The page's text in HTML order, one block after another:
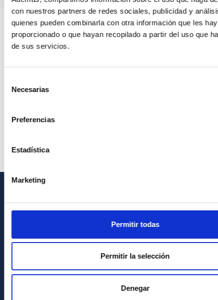
con nuestros partners de redes sociales, publicidad y
quienes pueden combinarla con otra información que les
proporcionado o que hayan recopilado a partir del uso que
de sus servicios.
Necesarias
Preferencias
Estadística
Marketing
Permitir todas
Permitir la selección
Denegar
Cómo llegar al IAC
Biblioteca